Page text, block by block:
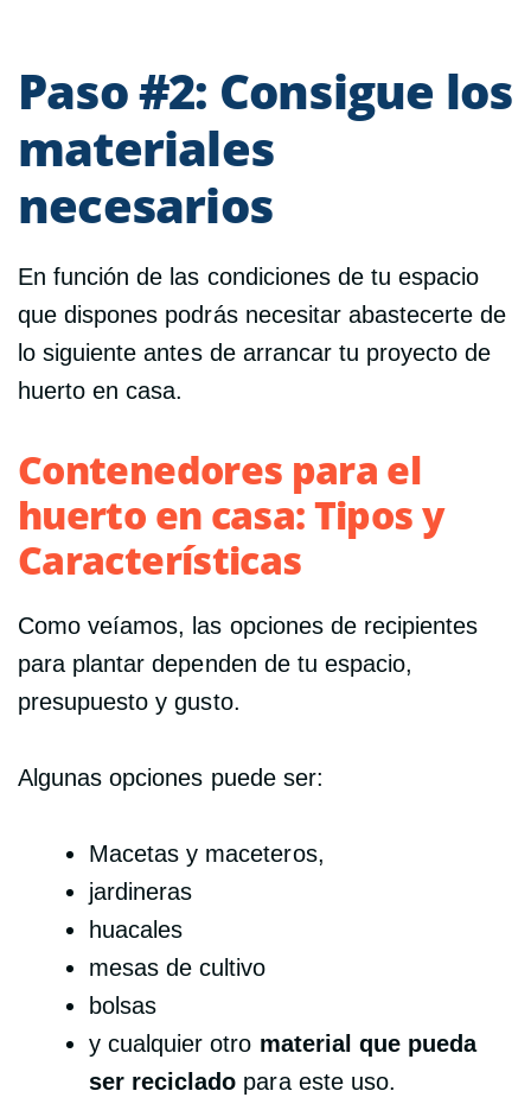
Paso #2: Consigue los
materiales
necesarios
En función de las condiciones de tu espacio
que dispones podrás necesitar abastecerte de
lo siguiente antes de arrancar tu proyecto de
huerto en casa.
Contenedores para el
huerto en casa: Tipos y
Características
Como veíamos, las opciones de recipientes
para plantar dependen de tu espacio,
presupuesto y gusto.
Algunas opciones puede ser:
Macetas y maceteros,
jardineras
huacales
mesas de cultivo
bolsas
y cualquier otro material que pueda
ser reciclado para este uso.